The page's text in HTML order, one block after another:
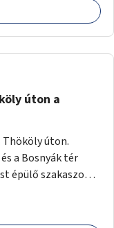
úton a
úton.
a Bosnyák tér
épülő szakaszon